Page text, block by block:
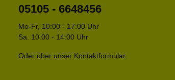
05105 - 6648456
Mo-Fr, 10:00 - 17:00 Uhr
Sa. 10:00 - 14:00 Uhr
Oder über unser Kontaktformular.